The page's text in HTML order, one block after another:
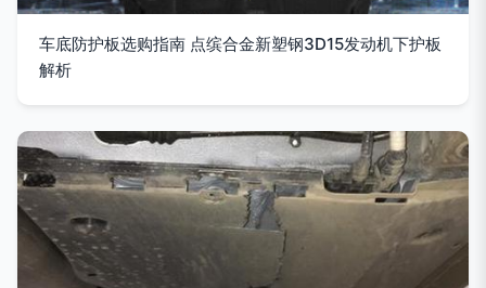
车底防护板选购指南 点缤合金新塑钢3D15发动机下护板
解析